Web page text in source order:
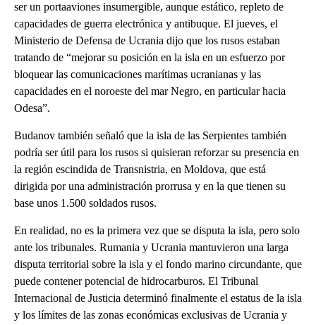
ser un portaaviones insumergible, aunque estático, repleto de
capacidades de guerra electrónica y antibuque. El jueves, el
Ministerio de Defensa de Ucrania dijo que los rusos estaban
tratando de “mejorar su posición en la isla en un esfuerzo por
bloquear las comunicaciones marítimas ucranianas y las
capacidades en el noroeste del mar Negro, en particular hacia
Odesa”.
Budanov también señaló que la isla de las Serpientes también
podría ser útil para los rusos si quisieran reforzar su presencia en
la región escindida de Transnistria, en Moldova, que está
dirigida por una administración prorrusa y en la que tienen su
base unos 1.500 soldados rusos.
En realidad, no es la primera vez que se disputa la isla, pero solo
ante los tribunales. Rumania y Ucrania mantuvieron una larga
disputa territorial sobre la isla y el fondo marino circundante, que
puede contener potencial de hidrocarburos. El Tribunal
Internacional de Justicia determinó finalmente el estatus de la isla
y los límites de las zonas económicas exclusivas de Ucrania y